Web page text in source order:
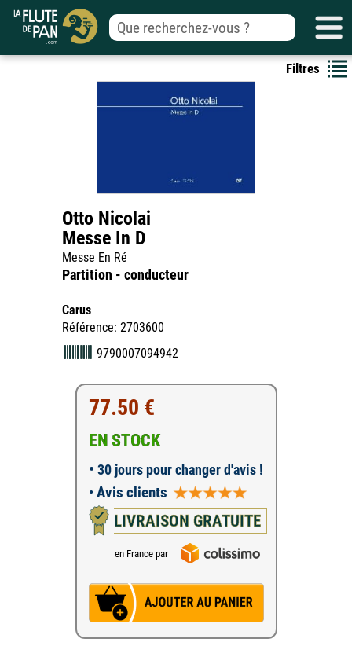
Filtres
Otto Nicolai
Messe In D
Messe En Ré
Partition - conducteur
Carus
Référence: 2703600
9790007094942
77.50 €
EN STOCK
• 30 jours pour changer d'avis !
• Avis clients
LIVRAISON GRATUITE
en France par